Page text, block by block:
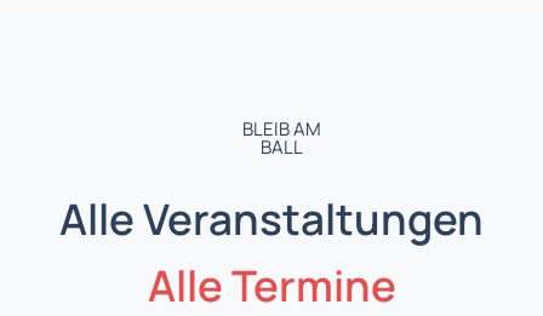
BLEIB AM
BALL
Alle Veranstaltungen
Alle Termine